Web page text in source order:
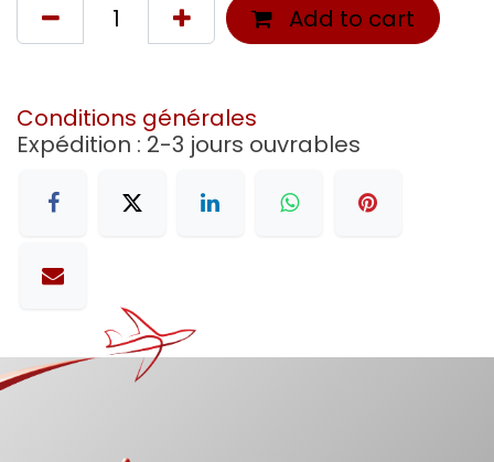
Add to cart
Conditions générales
Expédition : 2-3 jours ouvrables